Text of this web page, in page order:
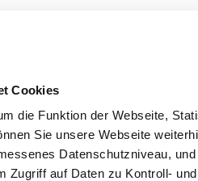
Cookies
die Funktion der Webseite,
Sie unsere Webseite
Datenschutzniveau,
Zugriff auf Daten zu Kontroll-